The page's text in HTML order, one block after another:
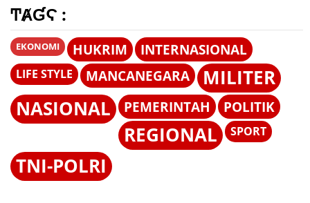
ͲȺƓϚ :
EKONOMI HUKRIM INTERNASIONAL
LIFE STYLE MANCANEGARA
MILITER
NASIONAL
PEMERINTAH POLITIK
REGIONAL SPORT
TNI-POLRI